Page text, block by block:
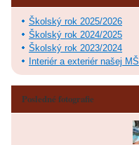
Školský rok 2025/2026
Školský rok 2024/2025
Školský rok 2023/2024
Interiér a exteriér našej MŠ
Posledné fotografie